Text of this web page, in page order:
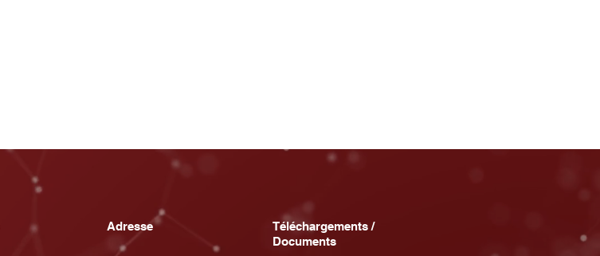
Adresse
Téléchargements /
Documents